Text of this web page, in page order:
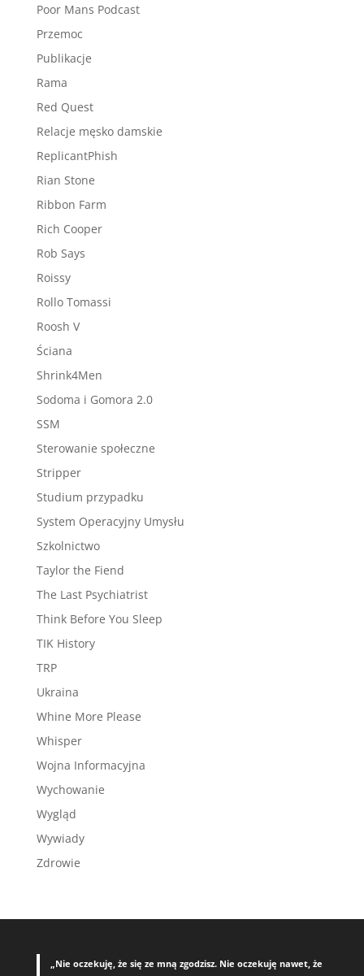
Poor Mans Podcast
Przemoc
Publikacje
Rama
Red Quest
Relacje męsko damskie
ReplicantPhish
Rian Stone
Ribbon Farm
Rich Cooper
Rob Says
Roissy
Rollo Tomassi
Roosh V
Ściana
Shrink4Men
Sodoma i Gomora 2.0
SSM
Sterowanie społeczne
Stripper
Studium przypadku
System Operacyjny Umysłu
Szkolnictwo
Taylor the Fiend
The Last Psychiatrist
Think Before You Sleep
TIK History
TRP
Ukraina
Whine More Please
Whisper
Wojna Informacyjna
Wychowanie
Wygląd
Wywiady
Zdrowie
„Nie oczekuję, że się ze mną zgodzisz. Nie oczekuję nawet, że